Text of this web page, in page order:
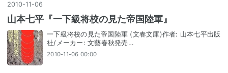
2010-11 -06
山本七平『一下級将校の見た帝国陸軍』
一下級将校の見た帝国陸軍 (文春文庫)作者: 山本七平出版
社/メーカー: 文藝春秋発売…
2010-11-06 00:00